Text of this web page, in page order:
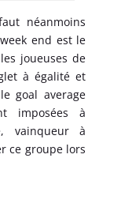
néanmoins
end est le
joueuses de
à égalité et
goal average
imposées à
vainqueur à
ce groupe lors